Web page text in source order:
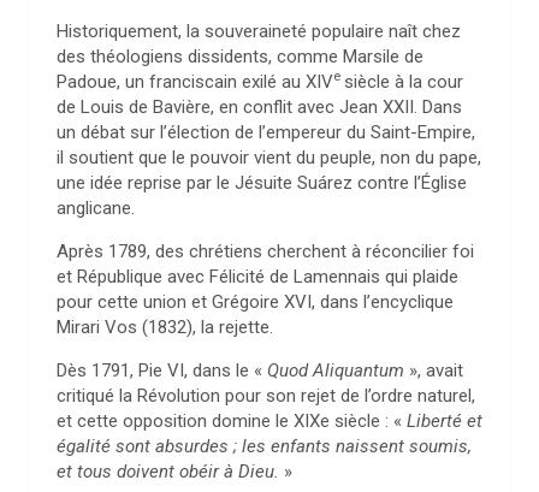
Historiquement, la souveraineté populaire naît chez
des théologiens dissidents, comme Marsile de
Padoue, un franciscain exilé au XIVe siècle à la cour
de Louis de Bavière, en conflit avec Jean XXII. Dans
un débat sur l’élection de l’empereur du Saint-Empire,
il soutient que le pouvoir vient du peuple, non du pape,
une idée reprise par le Jésuite Suárez contre l’Église
anglicane.
Après 1789, des chrétiens cherchent à réconcilier foi
et République avec Félicité de Lamennais qui plaide
pour cette union et Grégoire XVI, dans l’encyclique
Mirari Vos (1832), la rejette.
Dès 1791, Pie VI, dans le « Quod Aliquantum », avait
critiqué la Révolution pour son rejet de l’ordre naturel,
et cette opposition domine le XIXe siècle : « Liberté et
égalité sont absurdes ; les enfants naissent soumis,
et tous doivent obéir à Dieu. »